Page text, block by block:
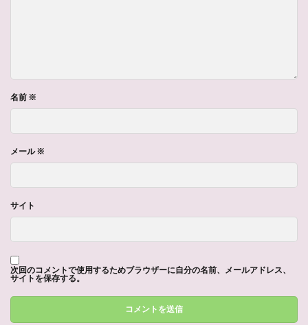
名前 ※
メール※
サイト
次回のコメントで使用するためブラウザーに自分の名前、メールアドレス、
サイトを保存する。